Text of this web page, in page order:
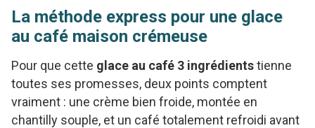
La méthode express pour une glace
au café maison crémeuse
Pour que cette glace au café 3 ingrédientstienne
toutes ses promesses, deux points comptent
vraiment : une crème bien froide, montée en
chantilly souple, et un café totalement refroidi avant